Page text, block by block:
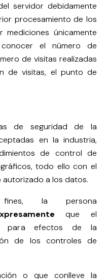
servidor debidamente
procesamiento de los
únicamente
el número de
de visitas realizadas
de visitas, el punto de
de seguridad de la
en la industria,
de control de
todo ello con el
a los datos.
la persona
que el
para efectos de la
de los controles de
o que conlleve la